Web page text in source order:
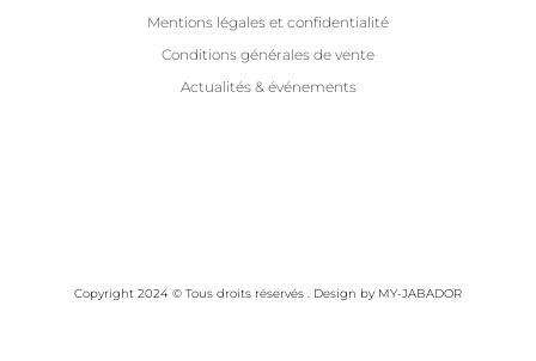
Mentions légales et confidentialité
Conditions générales de vente
Actualités & événements
Copyright 2024 © Tous droits réservés . Design by MY-JABADOR